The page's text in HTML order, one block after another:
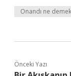
Onandı ne
Önceki Yazı